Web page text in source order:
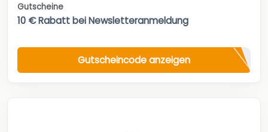
Gutscheine
10 € Rabatt bei Newsletteranmeldung
Gutscheincode anzeigen